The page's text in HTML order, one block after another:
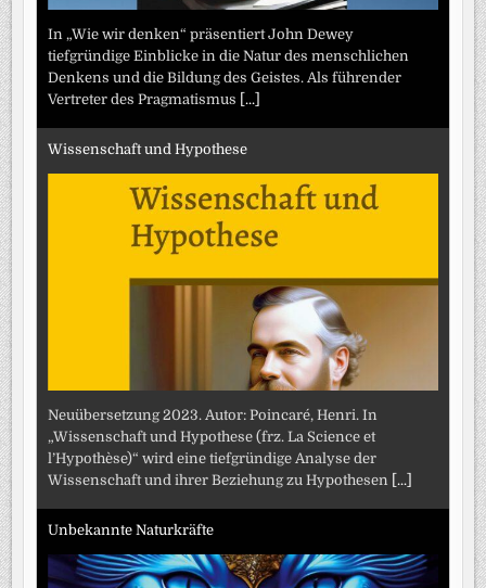
In „Wie wir denken“ präsentiert John Dewey
tiefgründige Einblicke in die Natur des menschlichen
Denkens und die Bildung des Geistes. Als führender
Vertreter des Pragmatismus
[...]
Wissenschaft und Hypothese
Neuübersetzung 2023. Autor: Poincaré, Henri. In
„Wissenschaft und Hypothese (frz. La Science et
l’Hypothèse)“ wird eine tiefgründige Analyse der
Wissenschaft und ihrer Beziehung zu Hypothesen
[...]
Unbekannte Naturkräfte